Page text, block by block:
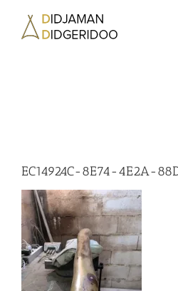
contenu
EC14924C-8E74-4E2A-